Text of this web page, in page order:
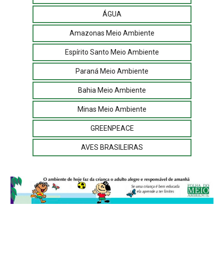
ÁGUA
Amazonas Meio Ambiente
Espírito Santo Meio Ambiente
Paraná Meio Ambiente
Bahia Meio Ambiente
Minas Meio Ambiente
GREENPEACE
AVES BRASILEIRAS